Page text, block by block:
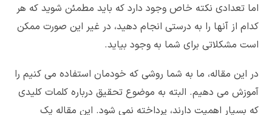
اما تعدادی نکته خاص وجود دارد که باید مطمئن شوید که هر
کدام از آنها را به درستی انجام دهید، در غیر این صورت ممکن
است مشکلاتی برای شما به وجود بیاید.
در این مقاله، ما به شما روشی که خودمان استفاده می کنیم را
آموزش می دهیم. البته به موضوع تحقیق درباره کلمات کلیدی
که بسیار اهمیت دارند، پرداخته نمی شود. این مقاله یک